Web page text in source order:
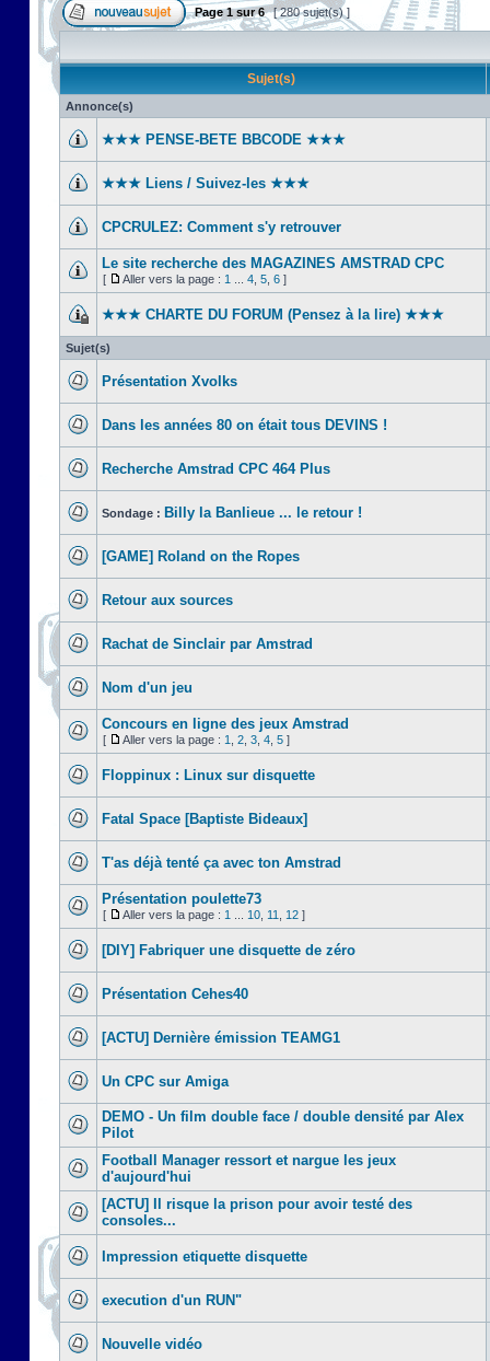
Page1sur6 [ 280 sujet(s) ]
Sujet(s)
Annonce(s)
★★★ PENSE-BETE BBCODE ★★★
★★★ Liens / Suivez-les ★★★
CPCRULEZ: Comment s'y retrouver‎
Le site recherche des MAGAZINES AMSTRAD CPC
[ Aller vers la page : 1 4 5 6 ]
★★★ CHARTE DU FORUM (Pensez à la lire) ★★★
Sujet(s)
Présentation Xvolks
Dans les années 80 on était tous DEVINS !
Recherche Amstrad CPC 464 Plus
Sondage : Billy la Banlieue ... le retour !
[GAME] Roland on the Ropes
Retour aux sources
Rachat de Sinclair par Amstrad
Nom d'un jeu
Concours en ligne des jeux Amstrad
[ Aller vers la page : 1 2 3 4 5 ]
Floppinux : Linux sur disquette
Fatal Space [Baptiste Bideaux]
T'as déjà tenté ça avec ton Amstrad
Présentation poulette73
[ Aller vers la page : 1 10 11 12 ]
[DIY] Fabriquer une disquette de zéro
Présentation Cehes40
[ACTU] Dernière émission TEAMG1
Un CPC sur Amiga
DEMO - Un film double face / double densité par Alex
Pilot
Football Manager ressort et nargue les jeux
d'aujourd'hui
[ACTU] Il risque la prison pour avoir testé des
consoles...
Impression etiquette disquette
execution d'un RUN"
Nouvelle vidéo